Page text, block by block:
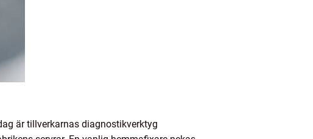
är tillverkarnas diagnostikverktyg